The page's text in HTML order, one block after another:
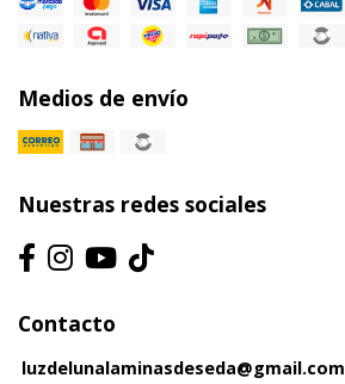
Medios de envío
Nuestras redes sociales
Contacto
luzdelunalaminasdeseda@gmail.com